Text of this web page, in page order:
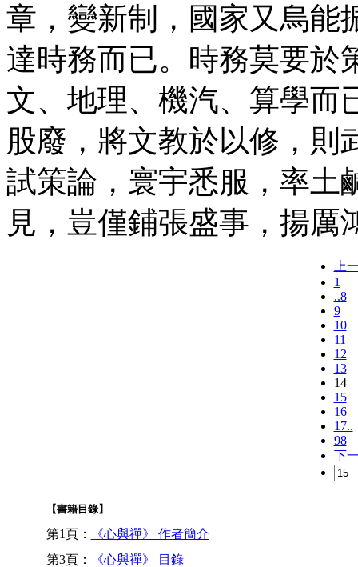
章，變新制，國家又烏能
達時務而已。時務莫要於
文、地理、機汽、算學
股廢，將文教於以修，則
試策論，寰宇悉服，率土
見，豈僅鋪張盛事，揚厲
上
1
..8
9
10
11
12
13
14
15
16
17..
98
下
【書籍目錄】
第1頁：
《心與禪》 作者簡介
第3頁：
《心與禪》 目錄